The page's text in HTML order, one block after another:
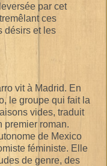
par cet
ces
désirs et les
vit à Madrid. En
le groupe qui fait la
vides, traduit
premier roman.
de Mexico
féministe. Elle
de genre, des